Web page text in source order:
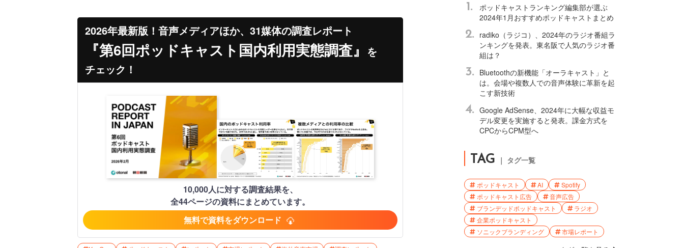
2026年最新版！音声メディアほか、31媒体の調査レポート
『第6回ポッドキャスト国内利用実態調査』
を
チェック！
10,000人に対する調査結果を、
全44ページの資料にまとめています。
無料で資料をダウンロード
1.
ポッドキャストランキング編集部が選ぶ
2024年1月おすすめポッドキャストまとめ
2.
radiko（ラジコ）、2024年のラジオ番組ラ
ンキングを発表。東名阪で人気のラジオ番
組は？
3.
Bluetoothの新機能「オーラキャスト」と
は。会場や複数人での音声体験に革新を起
こす新技術
4. Google AdSense、2024年に大幅な収益モ
デル変更を実施すると発表。課金方式を
CPCからCPM型へ
TAG ｜ タグ一覧
ポッドキャスト AI
Spotify
ポッドキャスト広告
音声広告
ブランデッドポッドキャスト
ラジオ
企業ポッドキャスト
ソニックブランディング
市場レポート